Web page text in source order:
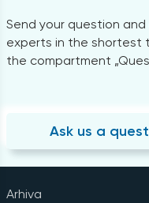
Send your question
experts in the shortest
the compartment
Ask us a
Arhiva